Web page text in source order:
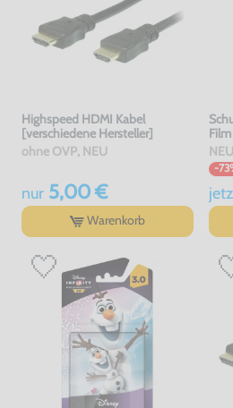
Highspeed HDMI Kabel
[verschiedene Hersteller]
ohne OVP, NEU
nur5,00 €
Warenkorb
-